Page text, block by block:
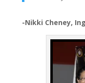
-Nikki Cheney,